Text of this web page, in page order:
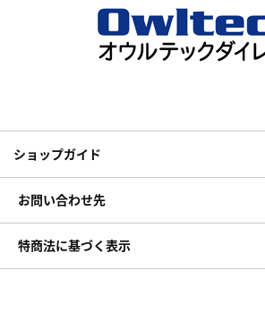
ショップガイド
お問い合わせ先
特商法に基づく表示